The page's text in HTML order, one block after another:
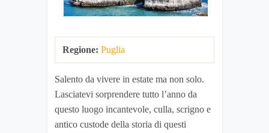
Regione: Puglia
Salento da vivere in estate ma non solo.
Lasciatevi sorprendere tutto l’anno da
questo luogo incantevole, culla, scrigno e
antico custode della storia di questi